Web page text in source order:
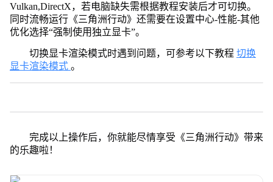
Vulkan,DirectX，若电脑缺失需根据教程安装后才可切换。
同时流畅运行《三角洲行动》还需要在设置中心-性能-其他
优化选择“强制使用独立显卡”。
切换显卡渲染模式时遇到问题，可参考以下教程 切换
显卡渲染模式 。
完成以上操作后，你就能尽情享受《三角洲行动》带来
的乐趣啦！